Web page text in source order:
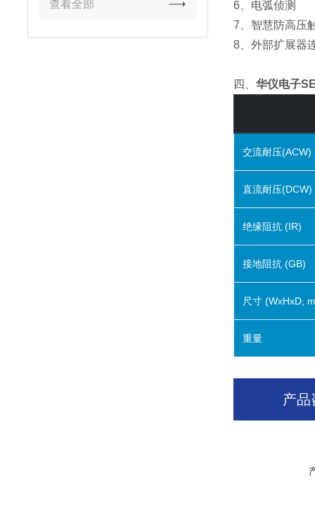
查看全部
6、电弧侦测
7、 智慧防高压
8、外部扩展器
四、华仪电子
交流耐压(ACW)
直流耐压(DCW)
绝缘阻抗 (IR)
接地阻抗 (GB)
尺寸 (WxHxD,
重量
产品